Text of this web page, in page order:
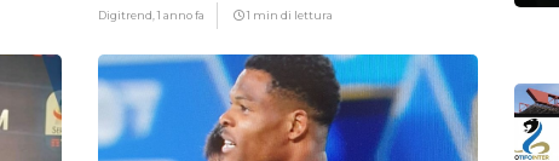
Digitrend,1 anno fa 1 min di lettura